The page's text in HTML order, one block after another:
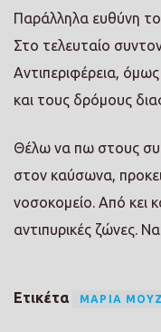
Παράλληλα ευθύνη
Στο τελευταίο
Αντιπεριφέρεια,
και τους δρόμους
Θέλω να πω στους
στον καύσωνα,
νοσοκομείο. Από κει
αντιπυρικές ζώνες.
Ετικέτα ΜΑΡΊΑ